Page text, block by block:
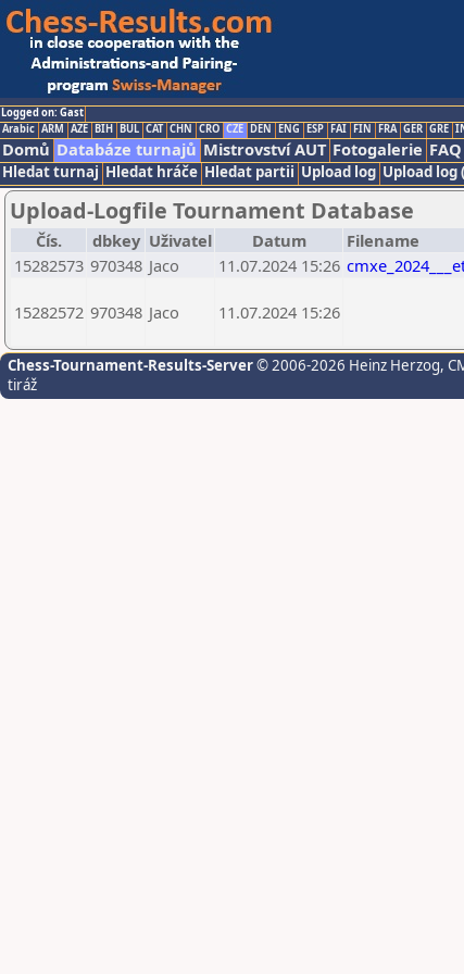
Logged on: Gast
Arabic ARM AZE BIH BUL CAT CHN CRO CZE DEN ENG ESP FAI FIN FRA GER GRE
Domů Databáze turnajů Mistrovství AUT Fotogalerie FAQ
Hledat turnaj Hledat hráče Hledat partii Upload log Upload
Upload-Logfile Tournament Database
Čís. dbkey Uživatel Datum Filename
15282573 970348 Jaco 11.07.2024 15:26
15282572 970348 Jaco 11.07.2024 15:26
Chess-Tournament-Results-Server© 2006-2026 Heinz Herzog,
tiráž